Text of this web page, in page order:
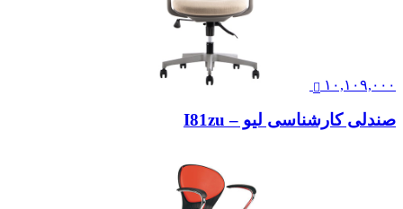
۱۰,۱۰۹,۰۰۰
صندلی کارشناسی لیو – I81zu